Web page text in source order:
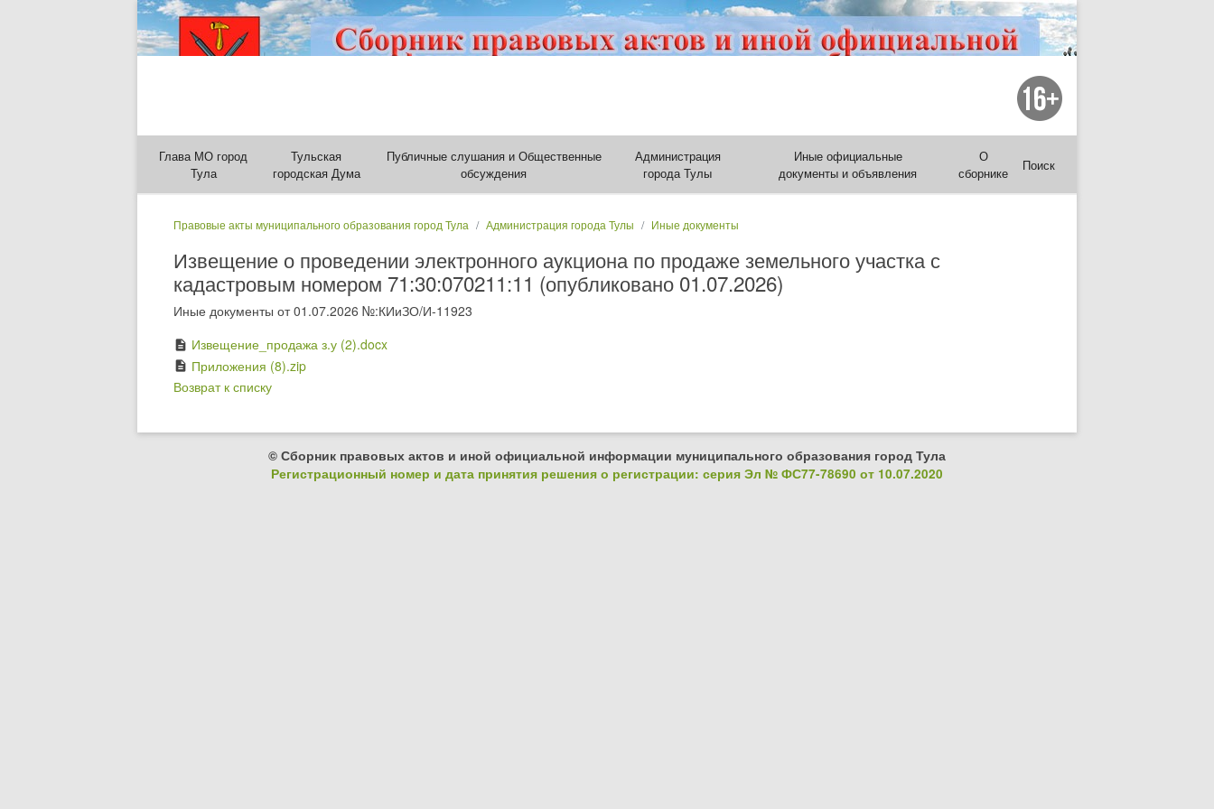
Глава МО город
Тула
Тульская
городская Дума
Публичные слушания и Общественные
обсуждения
Администрация
города Тулы
Иные официальные
документы и объявления
О
сборнике
Поиск
Правовые акты муниципального образования город Тула Администрация города Тулы Иные документы
Извещение о проведении электронного аукциона по продаже земельного участка с
кадастровым номером 71:30:070211:11 (опубликовано 01.07.2026)
Иные документы от 01.07.2026 №:КИиЗО/И-11923
description Извещение_продажа з.у (2).docx
description Приложения (8).zip
Возврат к списку
© Сборник правовых актов и иной официальной информации муниципального образования город Тула
Регистрационный номер и дата принятия решения о регистрации: серия Эл № ФС77-78690 от 10.07.2020